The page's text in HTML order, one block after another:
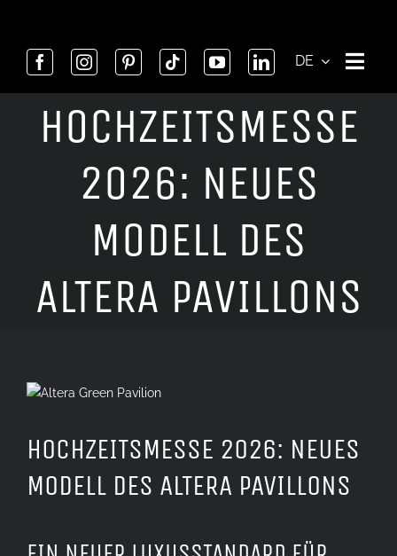
content
DE
HOCHZEITSMESSE
2026: NEUES
MODELL DES
ALTERA PAVILLONS
View
HOCHZEITSMESSE 2026: NEUES
MODELL DES ALTERA PAVILLONS